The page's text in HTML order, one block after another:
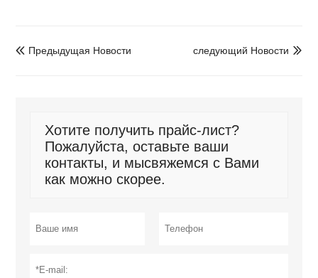
 Предыдущая Новости 
следующий Новости
Хотите получить прайс-лист?
Пожалуйста, оставьте ваши
контакты, и мысвяжемся с Вами
как можно скорее.